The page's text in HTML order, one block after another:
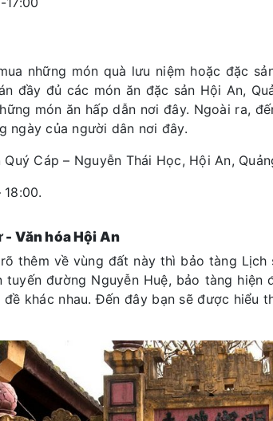
những món quà lưu niệm hoặc đặc
đầy đủ các món ăn đặc sản Hội An,
món ăn hấp dẫn nơi đây. Ngoài ra,
ngày của người dân nơi đây.
Cáp – Nguyễn Thái Học, Hội An,
- Văn hóa Hội An
thêm về vùng đất này thì bảo tàng
tuyến đường Nguyễn Huệ, bảo tàng
khác nhau. Đến đây bạn sẽ được hiểu